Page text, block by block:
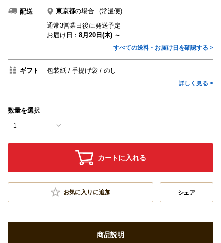
配送 東京都の場合
(常温便)
通常3営業日後に発送予定
お届け日： 8月20日(木) ～
すべての送料・お届け日を確認する >
ギフト 包装紙 手提げ袋 のし
詳しく見る >
数量を選択
1
カートに入れる
お気に入りに追加 シェア
商品説明